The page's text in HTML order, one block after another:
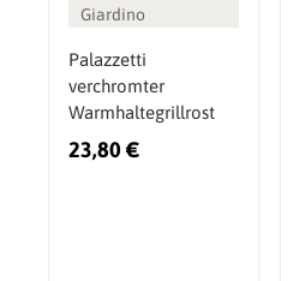
Giardino
Palazzetti
verchromter
Warmhaltegrillrost
23,80 €